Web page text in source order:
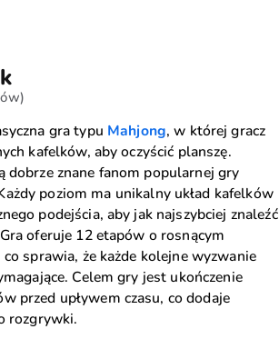
gra typu Mahjong, w której gracz
kafelków, aby oczyścić planszę.
dobrze znane fanom popularnej gry
poziom ma unikalny układ kafelków
podejścia, aby jak najszybciej znaleźć
oferuje 12 etapów o rosnącym
sprawia, że każde kolejne wyzwanie
Celem gry jest ukończenie
przed upływem czasu, co dodaje
rozgrywki.